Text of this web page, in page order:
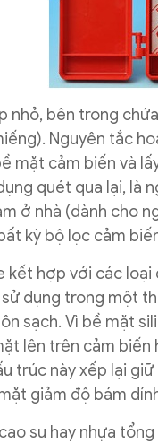
nhỏ, bên trong
Nguyên tắc
mặt cảm biến và
quét qua lại, là
ở nhà (dành cho
kỳ bộ lọc cảm
kết hợp với các
dụng trong một
sạch. Vì bề mặt
lên trên cảm biến
trúc này xếp lại
giảm độ bám
su hay nhựa